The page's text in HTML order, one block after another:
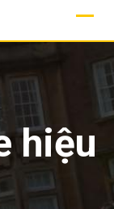
hiệu